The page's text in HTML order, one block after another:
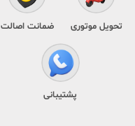
تحویل موتوری ضمانت اصالت
پشتیبانی